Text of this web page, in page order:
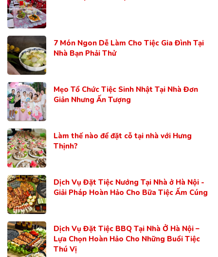
7 Món Ngon Dễ Làm Cho Tiệc Gia Đình Tại
Nhà Bạn Phải Thử
Mẹo Tổ Chức Tiệc Sinh Nhật Tại Nhà Đơn
Giản Nhưng Ấn Tượng
Làm thế nào để đặt cỗ tại nhà với Hưng
Thịnh?
Dịch Vụ Đặt Tiệc Nướng Tại Nhà ở Hà Nội -
Giải Pháp Hoàn Hảo Cho Bữa Tiệc Ấm Cúng
Dịch Vụ Đặt Tiệc BBQ Tại Nhà Ở Hà Nội –
Lựa Chọn Hoàn Hảo Cho Những Buổi Tiệc
Thú Vị